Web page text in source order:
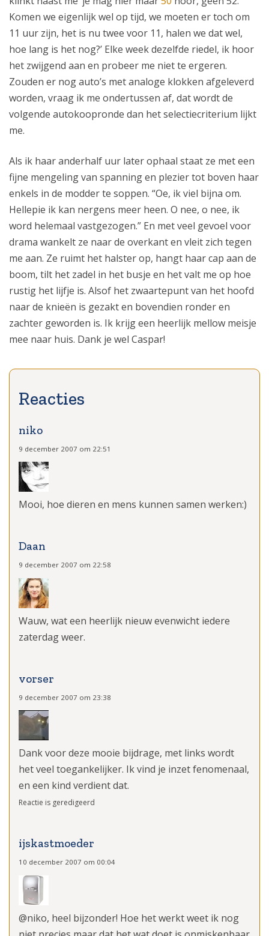
Komen we eigenlijk wel op tijd, we moeten er toch om
11 uur zijn, het is nu twee voor 11, halen we dat wel,
hoe lang is het nog?’ Elke week dezelfde riedel, ik hoor
het zwijgend aan en probeer me niet te ergeren.
Zouden er nog auto’s met analoge klokken afgeleverd
worden, vraag ik me ondertussen af, dat wordt de
volgende autokoopronde dan het selectiecriterium lijkt
me.
Als ik haar anderhalf uur later ophaal staat ze met een
fijne mengeling van spanning en plezier tot boven haar
enkels in de modder te soppen. “Oe, ik viel bijna om.
Hellepie ik kan nergens meer heen. O nee, o nee, ik
word helemaal vastgezogen.” En met veel gevoel voor
drama wankelt ze naar de overkant en vleit zich tegen
me aan. Ze ruimt het halster op, hangt haar cap aan de
boom, tilt het zadel in het busje en het valt me op hoe
rustig het lijfje is. Alsof het zwaartepunt van het hoofd
naar de knieën is gezakt en bovendien ronder en
zachter geworden is. Ik krijg een heerlijk mellow meisje
mee naar huis. Dank je wel Caspar!
niko
9 december 2007 om 22:51
Mooi, hoe dieren en mens kunnen samen werken:)
Daan
9 december 2007 om 22:58
Wauw, wat een heerlijk nieuw evenwicht iedere
zaterdag weer.
vorser
9 december 2007 om 23:38
Dank voor deze mooie bijdrage, met links wordt
het veel toegankelijker. Ik vind je inzet fenomenaal,
en een kind verdient dat.
Reactie is geredigeerd
ijskastmoeder
10 december 2007 om 00:04
@niko, heel bijzonder! Hoe het werkt weet ik nog